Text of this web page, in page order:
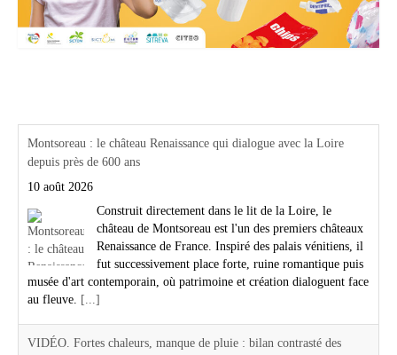
Montsoreau : le château Renaissance qui dialogue avec la Loire
depuis près de 600 ans
10 août 2026
Construit directement dans le lit de la Loire, le
château de Montsoreau est l'un des premiers châteaux
Renaissance de France. Inspiré des palais vénitiens, il
fut successivement place forte, ruine romantique puis
musée d'art contemporain, où patrimoine et création dialoguent face
au fleuve. [...]
VIDÉO. Fortes chaleurs, manque de pluie : bilan contrasté des